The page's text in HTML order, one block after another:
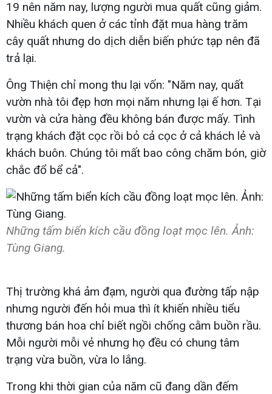
19 nên năm nay, lượng người mua quất cũng giảm.
Nhiều khách quen ở các tỉnh đặt mua hàng trăm
cây quất nhưng do dịch diễn biến phức tạp nên đã
trả lại.
Ông Thiện chỉ mong thu lại vốn: "Năm nay, quất
vườn nhà tôi đẹp hơn mọi năm nhưng lại ế hơn. Tại
vườn và cửa hàng đều không bán được mấy. Tình
trạng khách đặt cọc rồi bỏ cả cọc ở cả khách lẻ và
khách buôn. Chúng tôi mất bao công chăm bón, giờ
chắc đổ bể cả".
Những tấm biển kích cầu đồng loạt mọc lên. Ảnh:
Tùng Giang.
Thị trường khá ảm đạm, người qua đường tấp nập
nhưng người đến hỏi mua thì ít khiến nhiều tiểu
thương bán hoa chỉ biết ngồi chống cằm buồn rầu.
Mỗi người mỗi vẻ nhưng họ đều có chung tâm
trạng vừa buồn, vừa lo lắng.
Trong khi thời gian của năm cũ đang dần đếm